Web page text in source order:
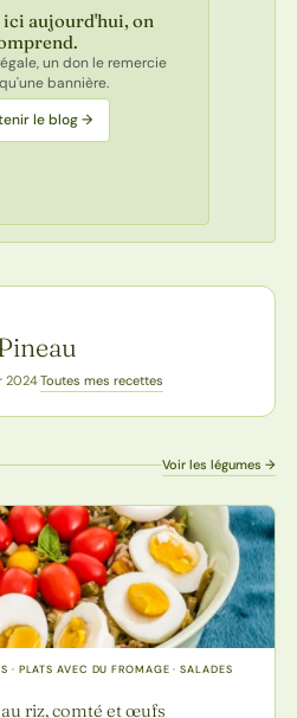
ici aujourd'hui, on
un don le remercie
bannière.
le blog →
2024·Toutes mes recettes
Voir les légumes →
· PLATS AVEC DU FROMAGE · SALADES
au riz, comté et œufs